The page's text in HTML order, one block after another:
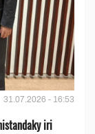
31.07.2026 - 16:53
iri